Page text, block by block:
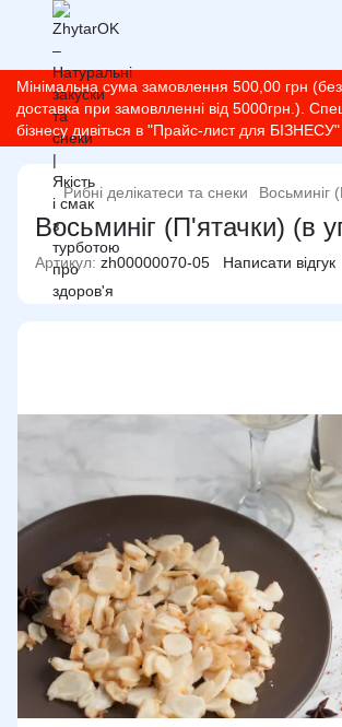
Мінімальна сума замовлення 500,00 грн
доставка при замовлленні від 5000грн.).
бізнесу дивіться в "Прайс-лист для БІЗНЕСУ"
Рибні делікатеси та снеки Восьминіг
Восьминіг (П'ятачки) (в
Артикул: zh00000070-05 Написати відгук